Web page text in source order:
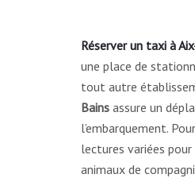
Réserver un taxi à
une place de
tout autre
Bains assure un
l’embarquement.
lectures variées
animaux de